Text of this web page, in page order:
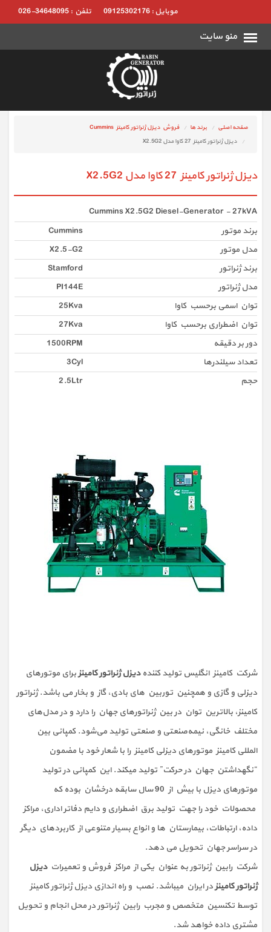
تلفن : 34648095-026 موبایل : 09125302176
صفحه اصلی برند ها
فروش دیزل ژنراتور کامینز Cummins
دیزل ژنراتور کامینز 27 کاوا مدل X2.5G2
دیزل ژنراتور کامینز 27 کاوا مدل X2.5G2
Cummins X2.5G2 Diesel-Generator - 27kVA
برند موتور
Cummins
مدل موتور
X2.5-G2
برند ژنراتور
Stamford
مدل ژنراتور
PI144E
توان اسمی برحسب کاوا
25Kva
توان اضطراری برحسب کاوا
27Kva
دور بر دقیقه
1500RPM
تعداد سیلندرها
3Cyl
حجم
2.5Ltr
شرکت کامینز انگلیس تولید کنندهدیزل ژنراتور کامینزبرای موتورهای
دیزلی و گازی و همچنین توربین های بادی، گاز و بخار می باشد. ژنراتور
کامینز، بالاترین توان در بین ژنراتورهای جهان را دارد و در مدل‌های
مختلف خانگی، نیمه‌صنعتی و صنعتی تولید می‌شود. کمپانی بین
المللی کامینز موتورهای دیزلی کامینز را با شعار خود با مضمون
“نگهداشتن جهان در حرکت” تولید میکند. این کمپانی در تولید
موتورهای دیزل با بیش از 90 سال سابقه درخشان بوده که
محصولات خود را جهت تولید برق اضطراری و دایم دفاتر اداری، مراکز
داده، ارتباطات، بیمارستان ها و انواع بسیار متنوعی از کاربردهای دیگر
در سراسر جهان تحویل می دهد.
شرکت رابین ژنراتور به عنوان یکی از مراکز فروش و تعمیراتدیزل
ژنراتور کامینزدر ایران میباشد. نصب و راه اندازی دیزل ژنراتور کامینز
توسط تکنسین متخصص و مجرب رابین ژنراتور در محل انجام و تحویل
مشتری داده خواهد شد.